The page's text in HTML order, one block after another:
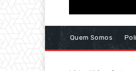
Quem Somos